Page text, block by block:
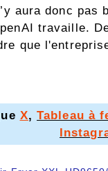
aura donc pas
travaille.
que
X,Tableau à